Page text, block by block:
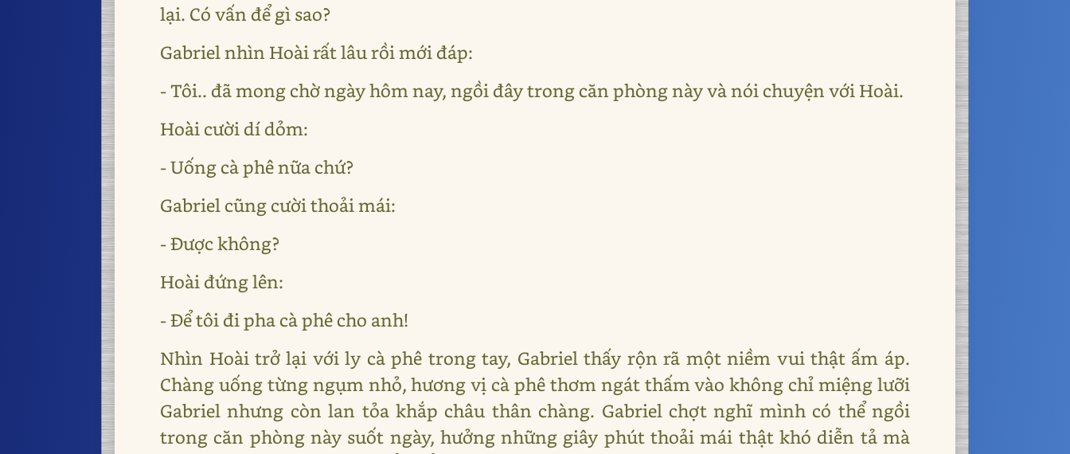
lại. Có vấn để gì sao?
Gabriel nhìn Hoài rất lâu rồi mới đáp:
- Tôi.. đã mong chờ ngày hôm nay, ngồi đây trong căn phòng này và nói chuyện với Hoài.
Hoài cười dí dỏm:
- Uống cà phê nữa chứ?
Gabriel cũng cười thoải mái:
- Được không?
Hoài đứng lên:
- Để tôi đi pha cà phê cho anh!
Nhìn Hoài trở lại với ly cà phê trong tay, Gabriel thấy rộn rã một niềm vui thật ấm áp.
Chàng uống từng ngụm nhỏ, hương vị cà phê thơm ngát thấm vào không chỉ miệng lưỡi
Gabriel nhưng còn lan tỏa khắp châu thân chàng. Gabriel chợt nghĩ mình có thể ngồi
trong căn phòng này suốt ngày, hưởng những giây phút thoải mái thật khó diễn tả mà